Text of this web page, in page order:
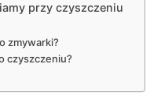
przy czyszczeniu
zmywarki?
czyszczeniu?